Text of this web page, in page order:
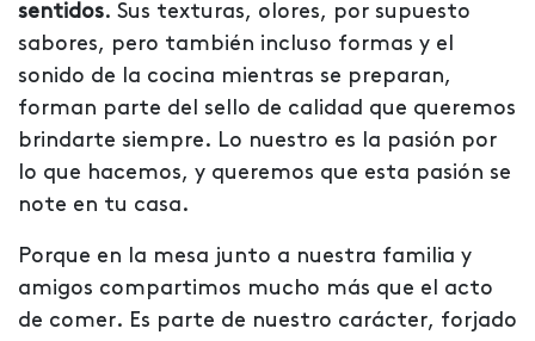
sentidos. Sus texturas, olores, por supuesto
sabores, pero también incluso formas y el
sonido de la cocina mientras se preparan,
forman parte del sello de calidad que queremos
brindarte siempre. Lo nuestro es la pasión por
lo que hacemos, y queremos que esta pasión se
note en tu casa.
Porque en la mesa junto a nuestra familia y
amigos compartimos mucho más que el acto
de comer. Es parte de nuestro carácter, forjado